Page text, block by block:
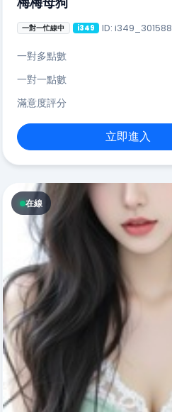
一對一忙線中 i349 ID: i349_301588
一對多點數
一對一點數
滿意度評分
立即進入
在線